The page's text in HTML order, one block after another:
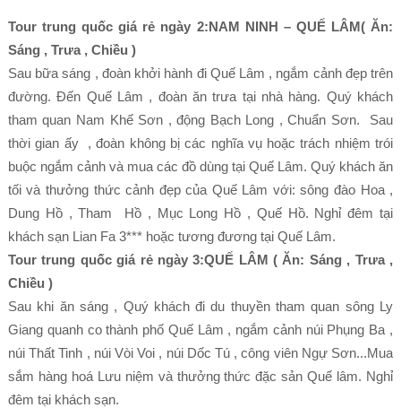
Tour trung quốc giá rẻ ngày 2:NAM NINH – QUẾ LÂM( Ăn:
Sáng , Trưa , Chiều )
Sau bữa sáng , đoàn khởi hành đi Quế Lâm , ngắm cảnh đẹp trên
đường. Đến Quế Lâm , đoàn ăn trưa tại nhà hàng. Quý khách
tham quan Nam Khế Sơn , động Bạch Long , Chuẩn Sơn. Sau
thời gian ấy , đoàn không bị các nghĩa vụ hoặc trách nhiệm trói
buộc ngắm cảnh và mua các đồ dùng tại Quế Lâm. Quý khách ăn
tối và thưởng thức cảnh đẹp của Quế Lâm với: sông đào Hoa ,
Dung Hồ , Tham Hồ , Mục Long Hồ , Quế Hồ. Nghỉ đêm tại
khách sạn Lian Fa 3*** hoặc tương đương tại Quế Lâm.
Tour trung quốc giá rẻ ngày 3:QUẾ LÂM ( Ăn: Sáng , Trưa ,
Chiều )
Sau khi ăn sáng , Quý khách đi du thuyền tham quan sông Ly
Giang quanh co thành phố Quế Lâm , ngắm cảnh núi Phụng Ba ,
núi Thất Tinh , núi Vòi Voi , núi Dốc Tú , công viên Ngự Sơn...Mua
sắm hàng hoá Lưu niệm và thưởng thức đặc sản Quế lâm. Nghỉ
đêm tại khách sạn.